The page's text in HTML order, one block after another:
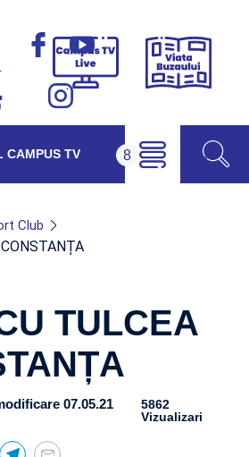
Campus
Viața
CAMPUS TV
Club
TULCEA
07.05.21
5862
Vizualizari